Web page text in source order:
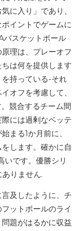
に入り」であり、
イントでゲームに
バスケットボール
理は、プレーオフ
は何を提供します
持っている-それ
オフを考慮して、
競合するチーム間
には過剰なベッテ
まる1か月前に、
します。確かに自
いです。優勝シリ
りません.
及したように、チ
ットボールのライ
題がはるかに収益